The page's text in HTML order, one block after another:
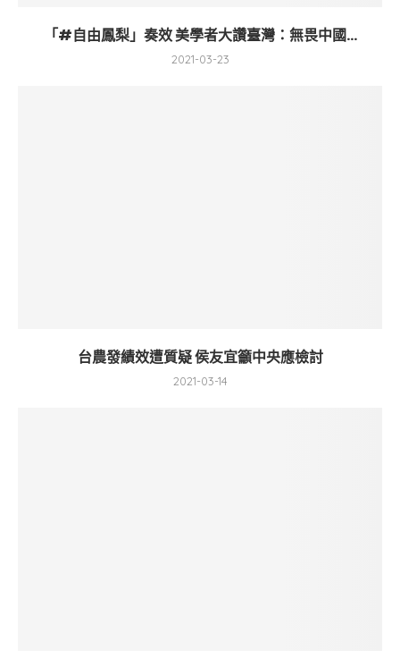
「#自由鳳梨」奏效 美學者大讚臺灣：無畏中國...
2021-03-23
台農發績效遭質疑 侯友宜籲中央應檢討
2021-03-14